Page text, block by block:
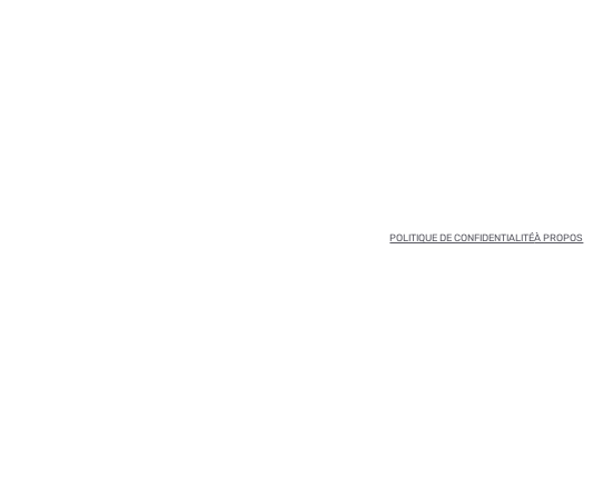
POLITIQUE DE CONFIDENTIALITÉÀ PROPOS